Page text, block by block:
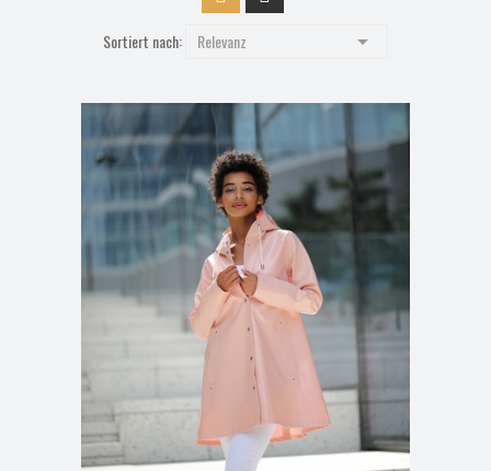
Sortiert nach: Relevanz 